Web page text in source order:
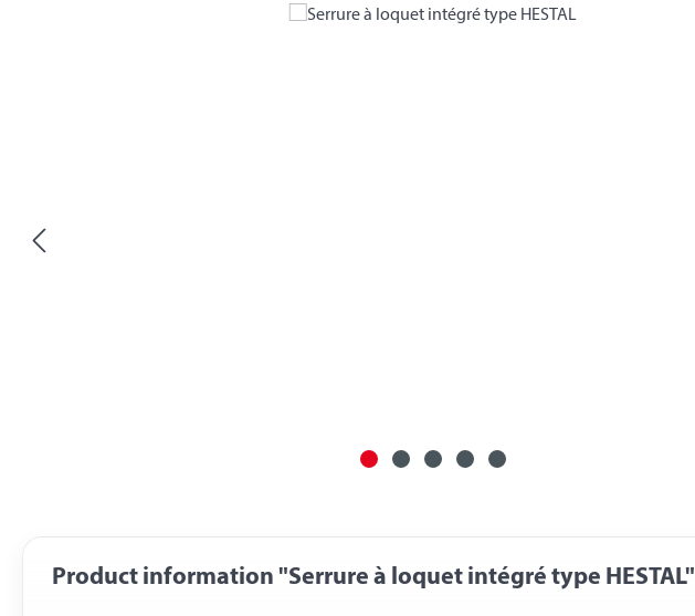
Product information "Serrure à loquet intégré type HESTAL"